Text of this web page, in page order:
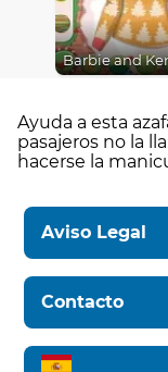
Ayuda a esta
pasajeros no la
hacerse la
Aviso Legal
Contacto